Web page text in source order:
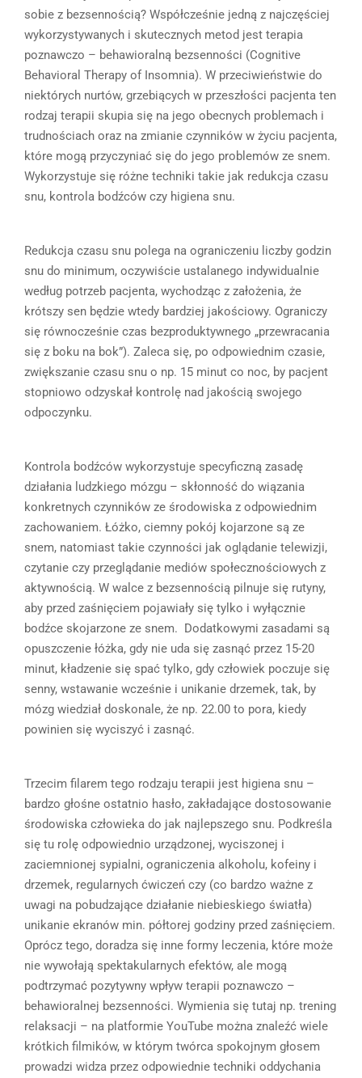
sobie z bezsennością? Współcześnie jedną z najczęściej
wykorzystywanych i skutecznych metod jest terapia
poznawczo – behawioralną bezsenności (Cognitive
Behavioral Therapy of Insomnia). W przeciwieństwie do
niektórych nurtów, grzebiących w przeszłości pacjenta ten
rodzaj terapii skupia się na jego obecnych problemach i
trudnościach oraz na zmianie czynników w życiu pacjenta,
które mogą przyczyniać się do jego problemów ze snem.
Wykorzystuje się różne techniki takie jak redukcja czasu
snu, kontrola bodźców czy higiena snu.
Redukcja czasu snu polega na ograniczeniu liczby godzin
snu do minimum, oczywiście ustalanego indywidualnie
według potrzeb pacjenta, wychodząc z założenia, że
krótszy sen będzie wtedy bardziej jakościowy. Ograniczy
się równocześnie czas bezproduktywnego „przewracania
się z boku na bok”). Zaleca się, po odpowiednim czasie,
zwiększanie czasu snu o np. 15 minut co noc, by pacjent
stopniowo odzyskał kontrolę nad jakością swojego
odpoczynku.
Kontrola bodźców wykorzystuje specyficzną zasadę
działania ludzkiego mózgu – skłonność do wiązania
konkretnych czynników ze środowiska z odpowiednim
zachowaniem. Łóżko, ciemny pokój kojarzone są ze
snem, natomiast takie czynności jak oglądanie telewizji,
czytanie czy przeglądanie mediów społecznościowych z
aktywnością. W walce z bezsennością pilnuje się rutyny,
aby przed zaśnięciem pojawiały się tylko i wyłącznie
bodźce skojarzone ze snem. Dodatkowymi zasadami są
opuszczenie łóżka, gdy nie uda się zasnąć przez 15-20
minut, kładzenie się spać tylko, gdy człowiek poczuje się
senny, wstawanie wcześnie i unikanie drzemek, tak, by
mózg wiedział doskonale, że np. 22.00 to pora, kiedy
powinien się wyciszyć i zasnąć.
Trzecim filarem tego rodzaju terapii jest higiena snu –
bardzo głośne ostatnio hasło, zakładające dostosowanie
środowiska człowieka do jak najlepszego snu. Podkreśla
się tu rolę odpowiednio urządzonej, wyciszonej i
zaciemnionej sypialni, ograniczenia alkoholu, kofeiny i
drzemek, regularnych ćwiczeń czy (co bardzo ważne z
uwagi na pobudzające działanie niebieskiego światła)
unikanie ekranów min. półtorej godziny przed zaśnięciem.
Oprócz tego, doradza się inne formy leczenia, które może
nie wywołają spektakularnych efektów, ale mogą
podtrzymać pozytywny wpływ terapii poznawczo –
behawioralnej bezsenności. Wymienia się tutaj np. trening
relaksacji – na platformie YouTube można znaleźć wiele
krótkich filmików, w którym twórca spokojnym głosem
prowadzi widza przez odpowiednie techniki oddychania